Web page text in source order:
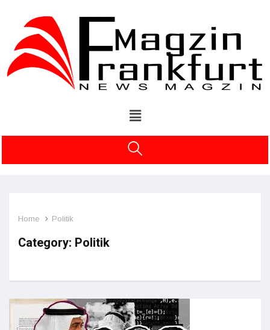
Home Politik
Category: Politik